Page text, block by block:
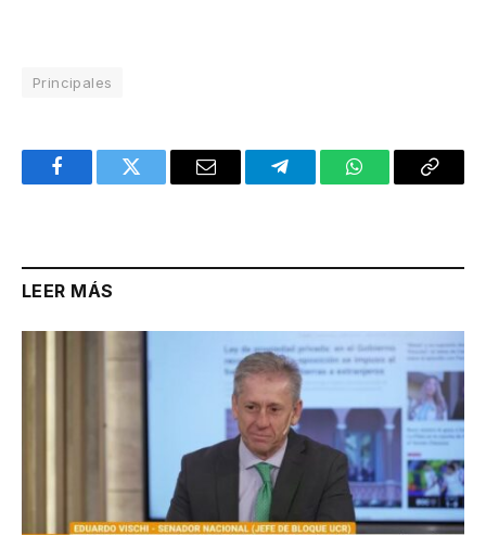
Principales
FacebookTwitter Email TelegramWhatsAppCopy
LEER MÁS